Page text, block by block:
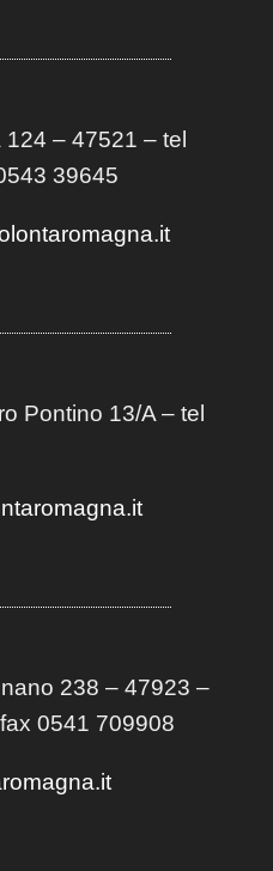
– 47521 – tel
39645
Pontino 13/A– tel
238 – 47923 –
0541 709908